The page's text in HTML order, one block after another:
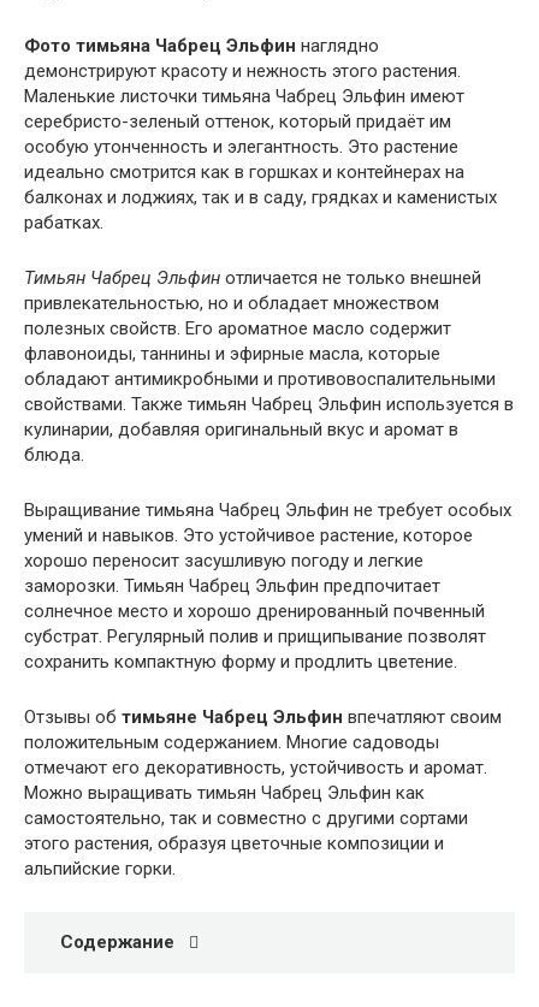
Фото тимьяна Чабрец Эльфин наглядно
демонстрируют красоту и нежность этого растения.
Маленькие листочки тимьяна Чабрец Эльфин имеют
серебристо-зеленый оттенок, который придаёт им
особую утонченность и элегантность. Это растение
идеально смотрится как в горшках и контейнерах на
балконах и лоджиях, так и в саду, грядках и каменистых
рабатках.
Тимьян Чабрец Эльфин отличается не только внешней
привлекательностью, но и обладает множеством
полезных свойств. Его ароматное масло содержит
флавоноиды, таннины и эфирные масла, которые
обладают антимикробными и противовоспалительными
свойствами. Также тимьян Чабрец Эльфин используется в
кулинарии, добавляя оригинальный вкус и аромат в
блюда.
Выращивание тимьяна Чабрец Эльфин не требует особых
умений и навыков. Это устойчивое растение, которое
хорошо переносит засушливую погоду и легкие
заморозки. Тимьян Чабрец Эльфин предпочитает
солнечное место и хорошо дренированный почвенный
субстрат. Регулярный полив и прищипывание позволят
сохранить компактную форму и продлить цветение.
Отзывы об тимьяне Чабрец Эльфин впечатляют своим
положительным содержанием. Многие садоводы
отмечают его декоративность, устойчивость и аромат.
Можно выращивать тимьян Чабрец Эльфин как
самостоятельно, так и совместно с другими сортами
этого растения, образуя цветочные композиции и
альпийские горки.
Содержание